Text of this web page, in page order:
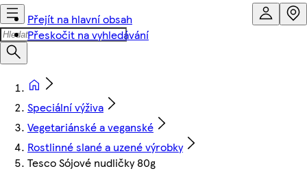
Přejít na hlavní obsah
Přeskočit na vyhledávání
Speciální výživa
Vegetariánské a veganské
Rostlinné slané a uzené výrobky
Tesco Sójové nudličky 80g